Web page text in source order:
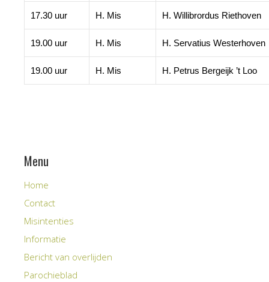
17.30 uur H. Mis H. Willibrordus Riethoven
19.00 uur H. Mis H. Servatius Westerhoven
19.00 uur H. Mis H. Petrus Bergeijk ’t Loo
Menu
Home
Contact
Misintenties
Informatie
Bericht van overlijden
Parochieblad